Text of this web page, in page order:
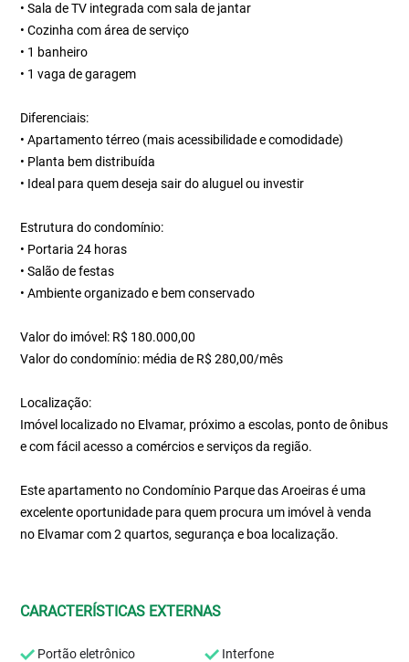
• Sala de TV integrada com sala de jantar
• Cozinha com área de serviço
• 1 banheiro
• 1 vaga de garagem
Diferenciais:
• Apartamento térreo (mais acessibilidade e comodidade)
• Planta bem distribuída
• Ideal para quem deseja sair do aluguel ou investir
Estrutura do condomínio:
• Portaria 24 horas
• Salão de festas
• Ambiente organizado e bem conservado
Valor do imóvel: R$ 180.000,00
Valor do condomínio: média de R$ 280,00/mês
Localização:
Imóvel localizado no Elvamar, próximo a escolas, ponto de ônibus
e com fácil acesso a comércios e serviços da região.
Este apartamento no Condomínio Parque das Aroeiras é uma
excelente oportunidade para quem procura um imóvel à venda
no Elvamar com 2 quartos, segurança e boa localização.
CARACTERÍSTICAS EXTERNAS
Portão eletrônico Interfone